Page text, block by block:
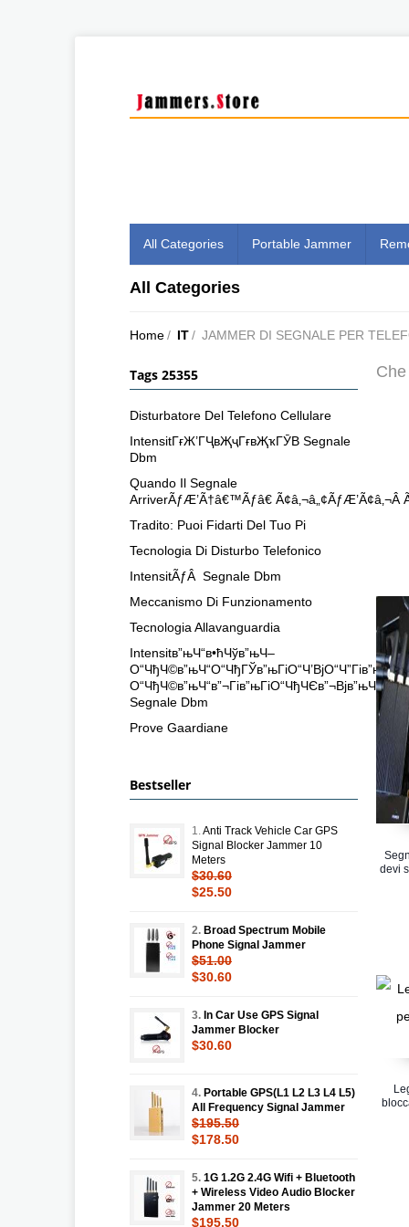
All Categories Portable Jammer
All Categories
Home/ IT/ JAMMER DI SEGNALE PER
devi
Tags 25355
Disturbatore Del Telefono Cellulare
IntensitГғЖ’ГҶвҖҷГғвҖҡГӮВ Segnale
Dbm
Quando Il Segnale
ArriverÃƒÆ’Ã†â€™Ãƒâ€
Tradito: Puoi Fidarti Del Tuo Pi
Tecnologia Di Disturbo Telefonico
IntensitÃƒÂ Segnale Dbm
Meccanismo Di Funzionamento
Tecnologia Allavanguardia
Intensitв”њЧ“в•ћЧўв”њЧ–
Segnale Dbm
Prove Gaardiane
Bestseller
1. Anti Track Vehicle Car GPS
Signal Blocker Jammer 10
Meters
$30.60
$25.50
2. Broad Spectrum Mobile
Phone Signal Jammer
$51.00
$30.60
3. In Car Use GPS Signal
Jammer Blocker
$30.60
4. Portable GPS(L1 L2 L3 L4 L5)
All Frequency Signal Jammer
$195.50
$178.50
5. 1G 1.2G 2.4G Wifi + Bluetooth
+ Wireless Video Audio Blocker
Jammer 20 Meters
$195.50